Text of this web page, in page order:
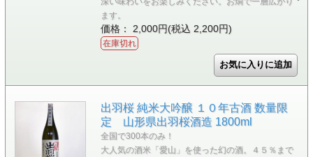
ます。
価格： 2,000円(税込 2,200円)
在庫切れ
出羽桜 純米大吟醸 １０年古酒 数量限
定 山形県出羽桜酒造 1800ml
全国で300本のみ！
大人気の酒米「愛山」を使った幻の酒。４５％まで